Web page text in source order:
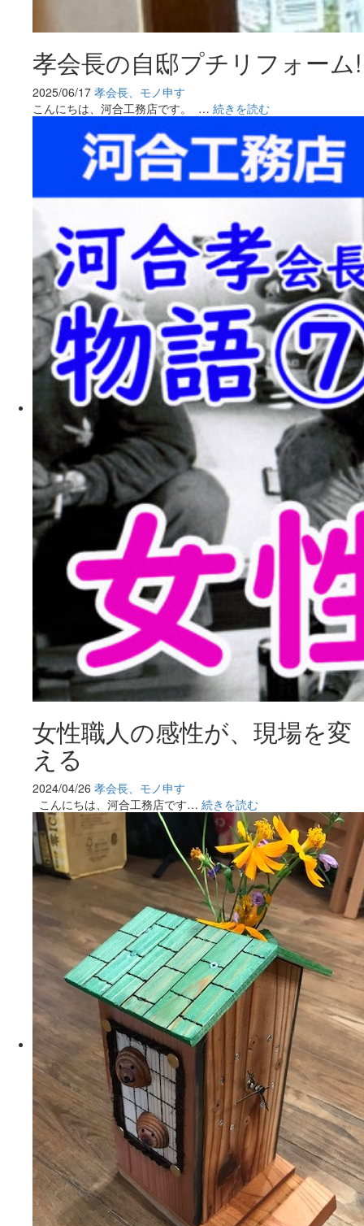
孝会長の自邸プチリフォーム!
2025/06/17 孝会長、モノ申す
こんにちは、河合工務店です。 … 続きを読む
女性職人の感性が、現場を変
える
2024/04/26 孝会長、モノ申す
こんにちは、河合工務店です… 続きを読む